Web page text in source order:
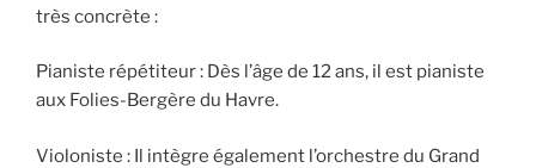
très concrète :
Pianiste répétiteur : Dès l’âge de 12 ans, il est pianiste
aux Folies-Bergère du Havre.
Violoniste : Il intègre également l’orchestre du Grand